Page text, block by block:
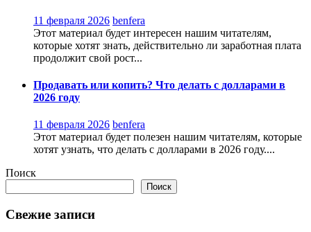
11 февраля 2026 benfera
Этот материал будет интересен нашим читателям,
которые хотят знать, действительно ли заработная плата
продолжит свой рост...
Продавать или копить? Что делать с долларами в
2026 году
11 февраля 2026 benfera
Этот материал будет полезен нашим читателям, которые
хотят узнать, что делать с долларами в 2026 году....
Поиск
Поиск
Свежие записи